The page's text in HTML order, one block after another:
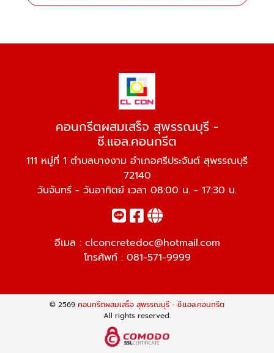
คอนกรีตผสมเสร็จ สุพรรณบุรี -
ซี.แอล.คอนกรีต
111 หมู่ที่ 1 ตำบลบางงาม อำเภอศรีประจันต์ สุพรรณบุรี
72140
วันจันทร์ - วันอาทิตย์ เวลา 08:00 น. - 17:30 น.
อีเมล : clconcretedoc@hotmail.com
โทรศัพท์ : 081-571-9999
© 2569 คอนกรีตผสมเสร็จ สุพรรณบุรี - ซี.แอล.คอนกรีต
All rights reserved.